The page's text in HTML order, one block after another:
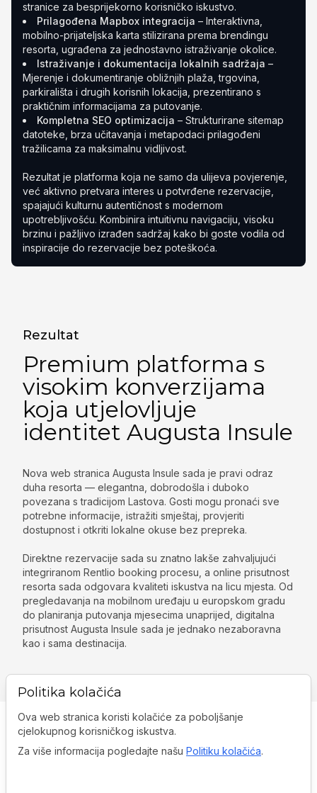
Politika kolačića
Ova web stranica koristi kolačiće za poboljšanje
cjelokupnog korisničkog iskustva.
Za više informacija pogledajte našu Politiku kolačića.
stranice za besprijekorno korisničko iskustvo.
Prilagođena Mapbox integracija – Interaktivna,
mobilno-prijateljska karta stilizirana prema brendingu
resorta, ugrađena za jednostavno istraživanje okolice.
Istraživanje i dokumentacija lokalnih sadržaja –
Mjerenje i dokumentiranje obližnjih plaža, trgovina,
parkirališta i drugih korisnih lokacija, prezentirano s
praktičnim informacijama za putovanje.
Kompletna SEO optimizacija – Strukturirane sitemap
datoteke, brza učitavanja i metapodaci prilagođeni
tražilicama za maksimalnu vidljivost.
Rezultat je platforma koja ne samo da ulijeva povjerenje,
već aktivno pretvara interes u potvrđene rezervacije,
spajajući kulturnu autentičnost s modernom
upotrebljivošću. Kombinira intuitivnu navigaciju, visoku
brzinu i pažljivo izrađen sadržaj kako bi goste vodila od
inspiracije do rezervacije bez poteškoća.
Rezultat
Premium platforma s
visokim konverzijama
koja utjelovljuje
identitet Augusta Insule
Nova web stranica Augusta Insule sada je pravi odraz
duha resorta — elegantna, dobrodošla i duboko
povezana s tradicijom Lastova. Gosti mogu pronaći sve
potrebne informacije, istražiti smještaj, provjeriti
dostupnost i otkriti lokalne okuse bez prepreka.
Direktne rezervacije sada su znatno lakše zahvaljujući
integriranom Rentlio booking procesu, a online prisutnost
resorta sada odgovara kvaliteti iskustva na licu mjesta. Od
pregledavanja na mobilnom uređaju u europskom gradu
do planiranja putovanja mjesecima unaprijed, digitalna
prisutnost Augusta Insule sada je jednako nezaboravna
kao i sama destinacija.